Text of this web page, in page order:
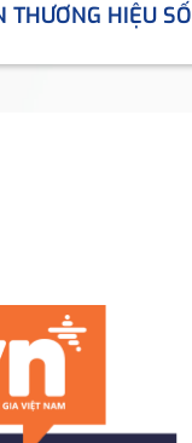
THƯƠNG HIỆU SỐ